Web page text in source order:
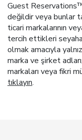
Guest
değildir veya bunlar
ticari markalarının
tercih ettikleri
olmak amacıyla
marka ve şirket
markaları veya fikri
tıklayın.